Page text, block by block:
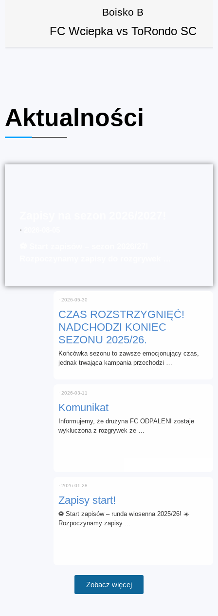
Boisko B
FC Wciepka vs ToRondo SC
Aktualności
⋅
CZAS ROZSTRZYGNIĘĆ!
NADCHODZI KONIEC
SEZONU 2025/26.
⋅ 2026-05-30
Końcówka sezonu to zawsze emocjonujący czas,
jednak trwająca kampania przechodzi …
Komunikat
⋅ 2026-03-11
Informujemy, że drużyna FC ODPALENI zostaje
wykluczona z rozgrywek ze …
Zapisy start!
⋅ 2026-01-28
⚽ Start zapisów – runda wiosenna 2025/26! ☀️
Rozpoczynamy zapisy …
Zobacz więcej